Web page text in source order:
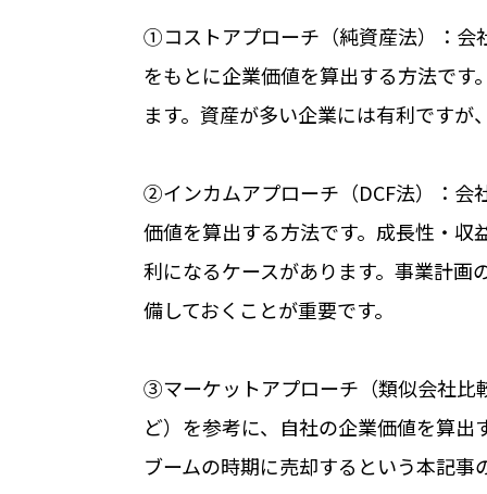
①コストアプローチ（純資産法）：会
をもとに企業価値を算出する方法で
ます。資産が多い企業には有利です
②インカムアプローチ（DCF法）：会
価値を算出する方法です。成長性・
利になるケースがあります。事業計
備しておくことが重要です。
③マーケットアプローチ（類似会社比
ど）を参考に、自社の企業価値を算
ブームの時期に売却するという本記事